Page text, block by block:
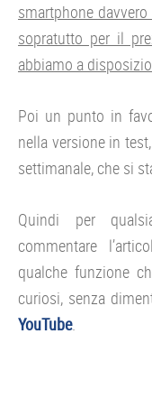
smartphone
sopratutto per il
abbiamo a
Poi un punto in
nella versione in
settimanale, che si
Quindi per
commentare
qualche funzione
curiosi, senza
YouTube.